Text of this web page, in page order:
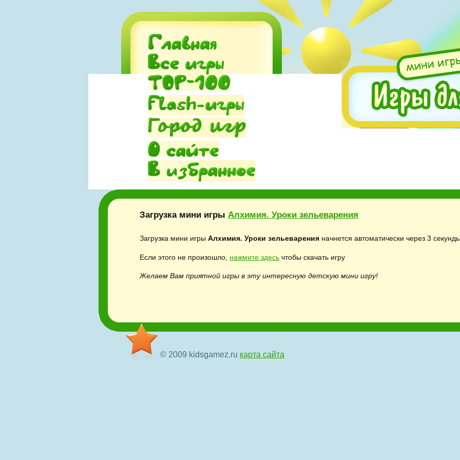
Загрузка мини игры Алхимия. Уроки зельеварения
Загрузка мини игры Алхимия. Уроки зельеварения начнется автоматически через 3
Если этого не произошло, нажмите здесь чтобы скачать игру
Желаем Вам приятной игры в эту интересную детскую мини игру!
© 2009 kidsgamez.ru карта сайта